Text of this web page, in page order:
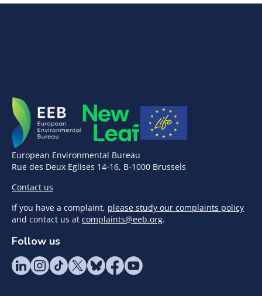
European Environmental Bureau
Rue des Deux Eglises 14-16, B-1000 Brussels
Contact us
If you have a complaint, please study our complaints policy
and contact us at complaints@eeb.org.
Follow us